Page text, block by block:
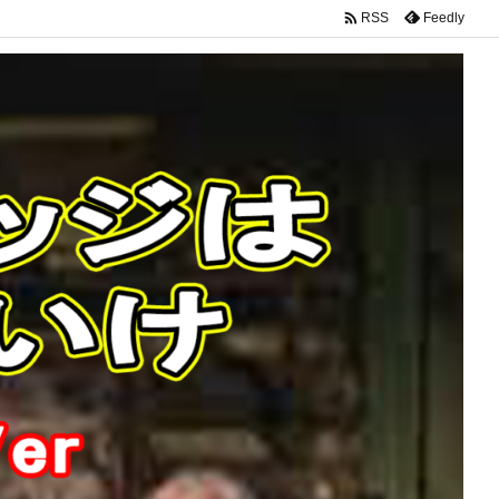
 RSS Feedly